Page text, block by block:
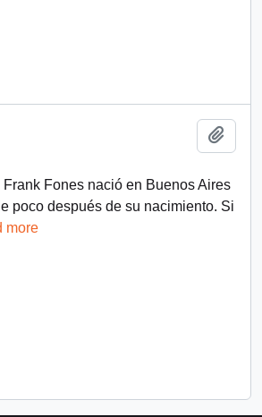
Fones nació en Buenos Aires
poco después de su nacimiento. Si
more